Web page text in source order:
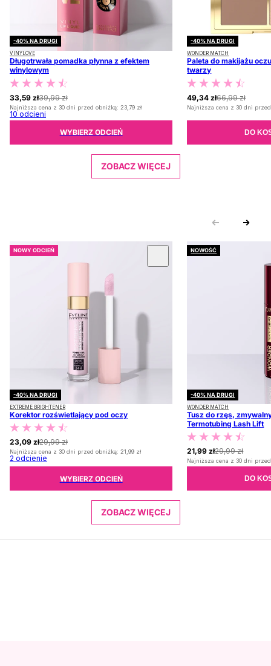
-40% NA DRUGI
VINYLOVE
Długotrwała pomadka płynna z efektem
winylowym
39,99 zł
33,59 zł
Najniższa cena z 30 dni przed obniżką: 23,79 zł
10 odcieni
WYBIERZ ODCIEŃ
-40% NA DRUGI
WONDER MATCH
Paleta do makijażu
twarzy
66,99 zł
49,34 zł
Najniższa cena z 30 dni
DO
ZOBACZ WIĘCEJ
NOWY ODCIEŃ
-40% NA DRUGI
EXTREME BRIGHTENER
Korektor rozświetlający pod oczy
29,99 zł
23,09 zł
Najniższa cena z 30 dni przed obniżką: 21,99 zł
2 odcienie
WYBIERZ ODCIEŃ
NOWOŚĆ
-40% NA DRUGI
WONDER MATCH
Tusz do rzęs,
Termotubing Lash Lift
29,99 zł
21,99 zł
Najniższa cena z 30 dni
DO
ZOBACZ WIĘCEJ